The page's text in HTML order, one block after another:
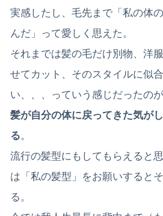
実感したし、毛先まで「私の体
んだ」って愛しく思えた。
それまでは髪の毛だけ別物、洋
せてカット、そのスタイルに似
い、、、っていう感じだったの
髪が自分の体に戻ってきた気が
る。
流行の髪型にもしてもらえると
は「私の髪型」をお願いすると
る。